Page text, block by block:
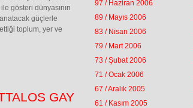
gösteri dünyasının
güçlerle
toplum, yer ve
GAY
97 / Haziran 2006
89 / Mayıs 2006
83 / Nisan 2006
79 / Mart 2006
73 / Şubat 2006
71 / Ocak 2006
67 / Aralık 2005
61 / Kasım 2005